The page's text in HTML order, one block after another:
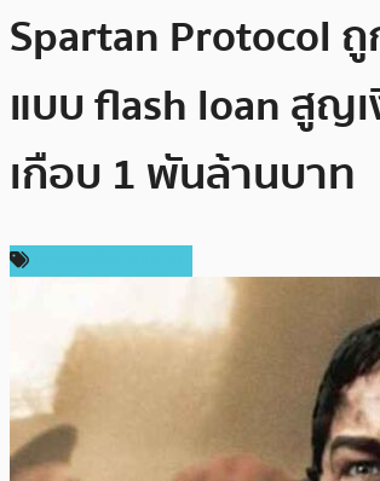
Spartan Protocol
แบบ flash loan สูญเ
เกือบ 1 พันล้านบาท